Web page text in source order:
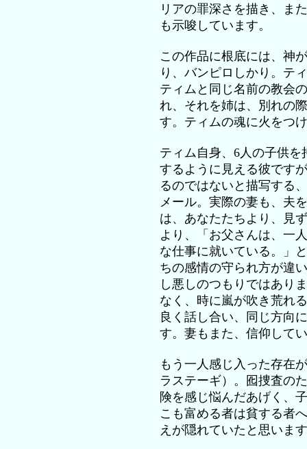
リアの罪深さを描き、ま
も示唆しています。
この作品に根底には、神
り、バンピロしかり。テ
ティムと同じ名前の教会
れ、それを姉は、別れの
す。ティムの魂に火をつ
ティム自身、6人の子供
するように見える彼です
るのではないと描写する
メール。実際の妻も、夫
は、あなたたちより、見
より、「お父さんは、一
な仕事に就いている。」
ちの感情の守られ方が違
し悪しのつもりではあり
なく、時に嵐が吹き荒れ
良く話し合い、同じ方向
す。妻もまた、信仰して
もう一人感じ入った存在
ラステーギ）。囮捜査の
険を感じ悩んだあげく、
こも富める者は貧する者
えが隠れていたと思いま